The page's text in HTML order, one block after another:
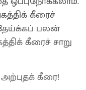
கீரைச்
பலன்
கீரைச் சாறு
கீரை!